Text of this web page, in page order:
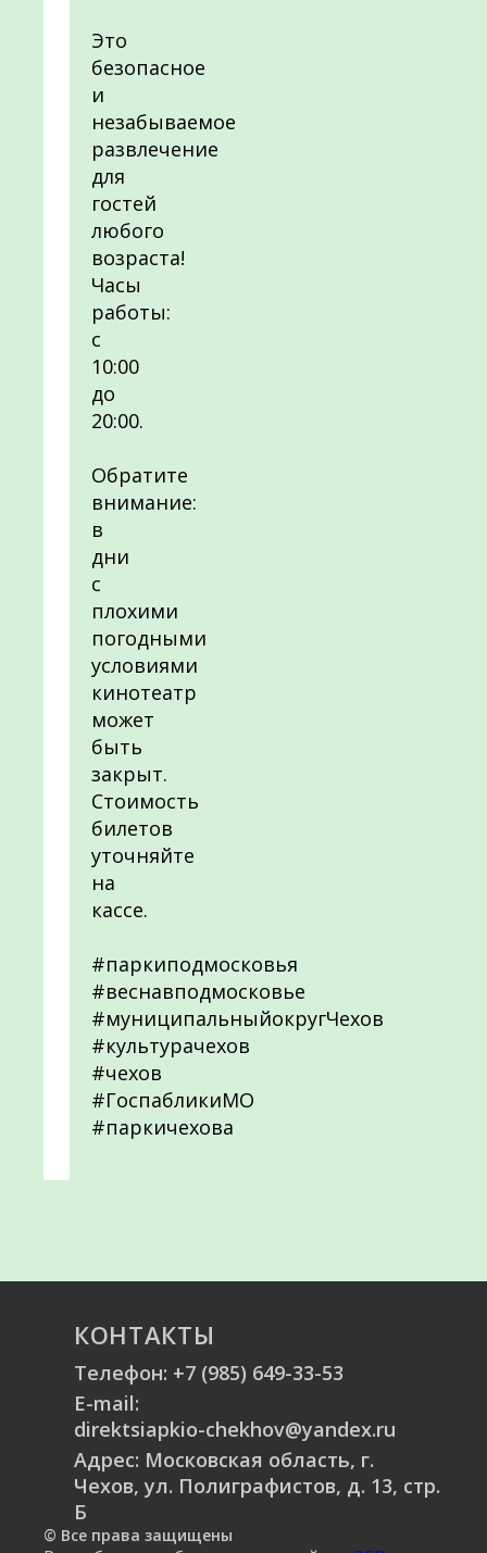
Это
безопасное
и
незабываемое
развлечение
для
гостей
любого
возраста!
Часы
работы:
с
10:00
до
20:00.
Обратите
внимание:
в
дни
с
плохими
погодными
условиями
кинотеатр
может
быть
закрыт.
Стоимость
билетов
уточняйте
на
кассе.
#паркиподмосковья
#веснавподмосковье
#муниципальныйокругЧехов
#культурачехов
#чехов
#ГоспабликиМО
#паркичехова
КОНТАКТЫ
Телефон: +7 (985) 649-33-53
E-mail:
direktsiapkio-chekhov@yandex.ru
Адрес: Московская область, г.
Чехов, ул. Полиграфистов, д. 13, стр.
Б
© Все права защищены